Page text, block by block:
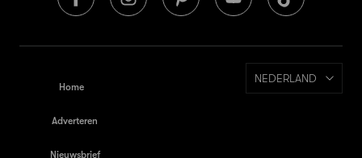
Home
Adverteren
Nieuwsbrief
NEDERLAND